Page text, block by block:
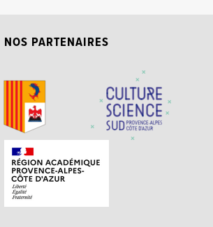
NOS PARTENAIRES